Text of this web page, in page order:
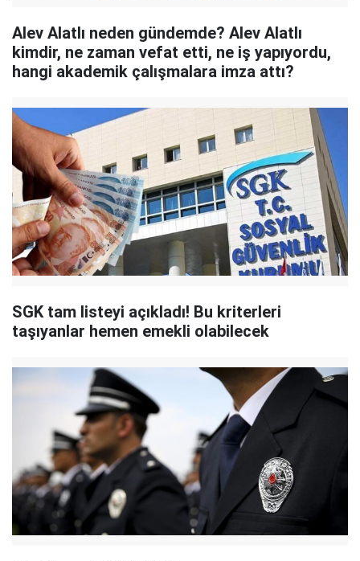
Alev Alatlı neden gündemde? Alev Alatlı
kimdir, ne zaman vefat etti, ne iş yapıyordu,
hangi akademik çalışmalara imza attı?
SGK tam listeyi açıkladı! Bu kriterleri
taşıyanlar hemen emekli olabilecek